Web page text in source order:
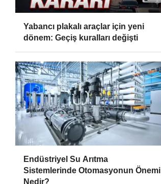
Yabancı plakalı araçlar için yeni
dönem: Geçiş kuralları değişti
Endüstriyel Su Arıtma
Sistemlerinde Otomasyonun Önemi
Nedir?